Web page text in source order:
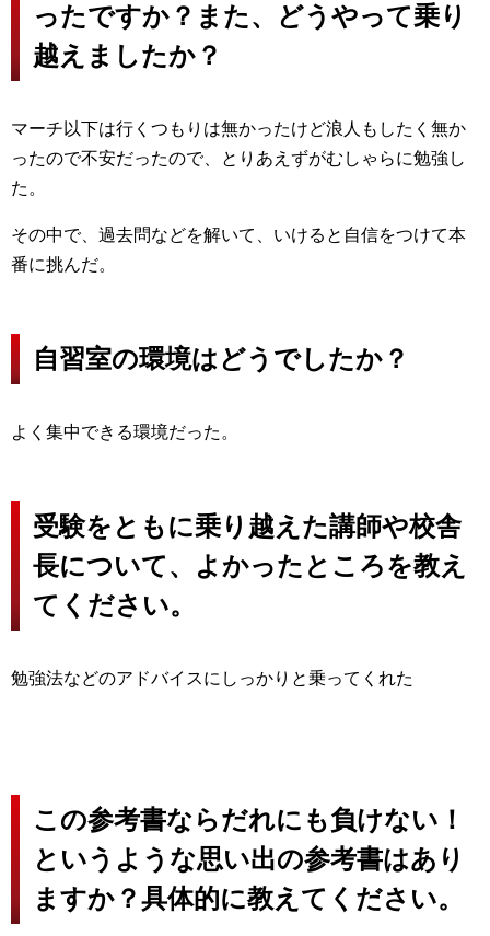
ったですか？また、どうやって乗り
越えましたか？
マーチ以下は行くつもりは無かったけど浪人もしたく無か
ったので不安だったので、
とりあえずがむしゃらに勉強し
た。
その中で、過去問などを解いて、いけると自信をつけて本
番に挑んだ。
自習室の環境はどうでしたか？
よく集中できる環境だった。
受験をともに乗り越えた講師や校舎
長について、よかったところを教え
てください。
勉強法などのアドバイスにしっかりと乗ってくれた
この参考書ならだれにも負けない！
というような思い出の参考書はあり
ますか？具体的に教えてください。